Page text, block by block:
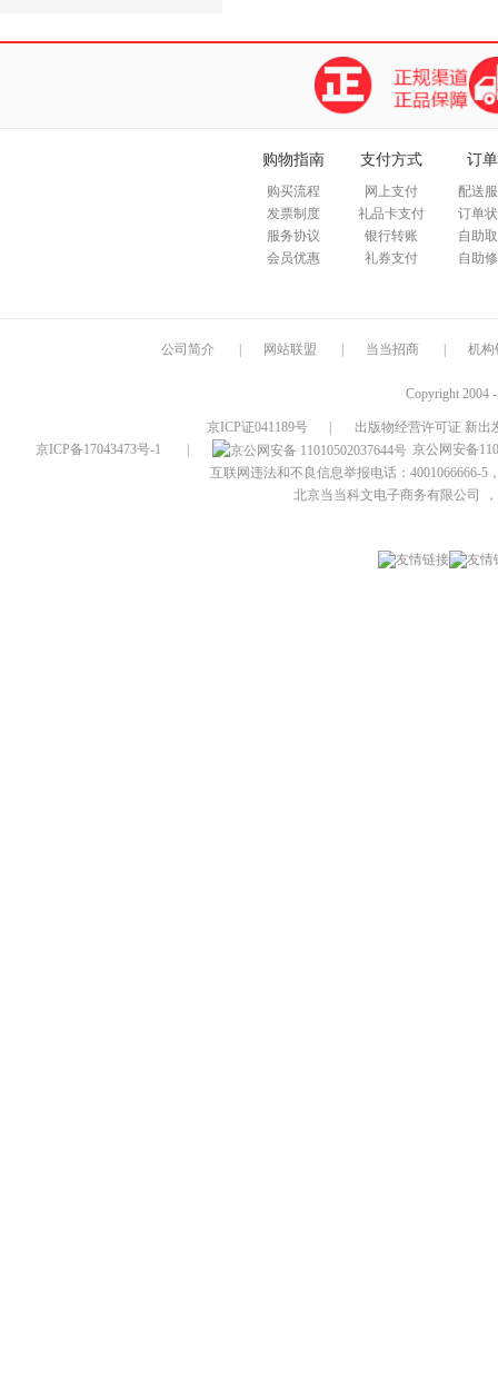
购物指南
购买流程
发票制度
服务协议
会员优惠
支付方式
网上支付
礼品卡支付
银行转账
礼券支付
订
配送
订单
自助
自助
公司简介 网站联盟 当当招商 机构
Copyright 2004
京ICP证041189号
出版物经营许可证 新出
京ICP备17043473号-1
京公网安备
互联网违法和不良信息举报电话：4001066666-5
北京当当科文电子商务有限公司